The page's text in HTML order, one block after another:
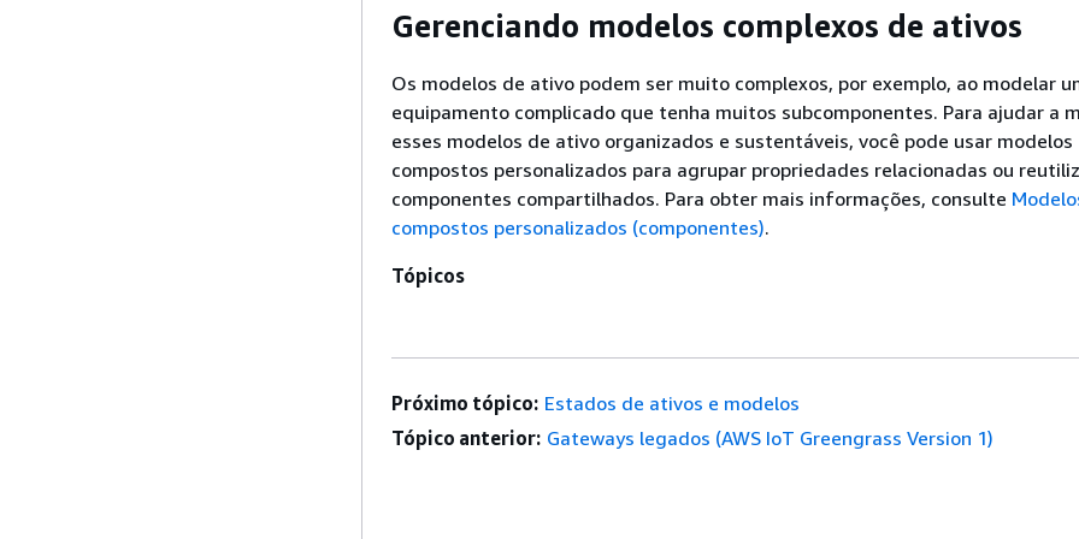
Gerenciando modelos complexos de ativos
Os modelos de ativo podem ser muito complexos, por exemplo, ao modelar
equipamento complicado que tenha muitos subcomponentes. Para ajudar a
esses modelos de ativo organizados e sustentáveis, você pode usar modelos
compostos personalizados para agrupar propriedades relacionadas ou
componentes compartilhados. Para obter mais informações, consulte
compostos personalizados (componentes).
Tópicos
Próximo tópico: Estados de ativos e modelos
Tópico anterior: Gateways legados (AWS IoT Greengrass Version 1)